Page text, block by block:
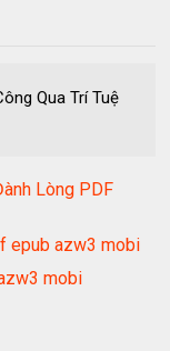
Qua Trí Tuệ
Lòng PDF
epub azw3 mobi
mobi